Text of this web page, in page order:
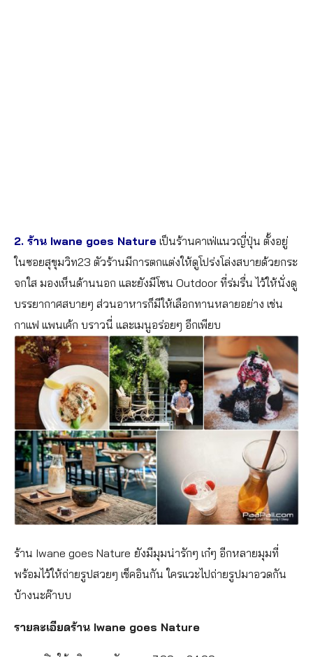
2. ร้าน Iwane goes Nature เป็นร้านคาเฟ่แนวญี่ปุ่น ตั้งอยู่
ในซอยสุขุมวิท23 ตัวร้านมีการตกแต่งให้ดูโปร่งโล่งสบายด้วยกระ
จกใส มองเห็นด้านนอก และยังมีโซน Outdoor ที่ร่มรื่น ไว้ให้นั่งดู
บรรยากาศสบายๆ ส่วนอาหารก็มีให้เลือกทานหลายอย่าง เช่น
กาแฟ แพนเค้ก บราวนี่ และเมนูอร่อยๆ อีกเพียบ
ร้าน Iwane goes Nature ยังมีมุมน่ารักๆ เก๋ๆ อีกหลายมุมที่
พร้อมไว้ให้ถ่ายรูปสวยๆ เช็คอินกัน ใครแวะไปถ่ายรูปมาอวดกัน
บ้างนะค๊าบบ
รายละเอียดร้าน Iwane goes Nature